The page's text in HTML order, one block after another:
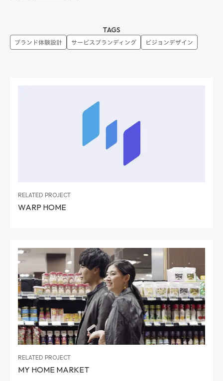
TAGS
ブランド体験設計 サービスブランディング ビジョンデザイン
RELATED PROJECT
WARP HOME
RELATED PROJECT
MY HOME MARKET